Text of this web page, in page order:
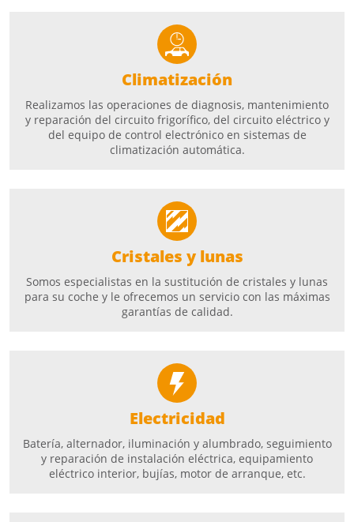
Climatización
Realizamos las operaciones de diagnosis, mantenimiento
y reparación del circuito frigorífico, del circuito eléctrico y
del equipo de control electrónico en sistemas de
climatización automática.
Cristales y lunas
Somos especialistas en la sustitución de cristales y lunas
para su coche y le ofrecemos un servicio con las máximas
garantías de calidad.
Electricidad
Batería, alternador, iluminación y alumbrado, seguimiento
y reparación de instalación eléctrica, equipamiento
eléctrico interior, bujías, motor de arranque, etc.